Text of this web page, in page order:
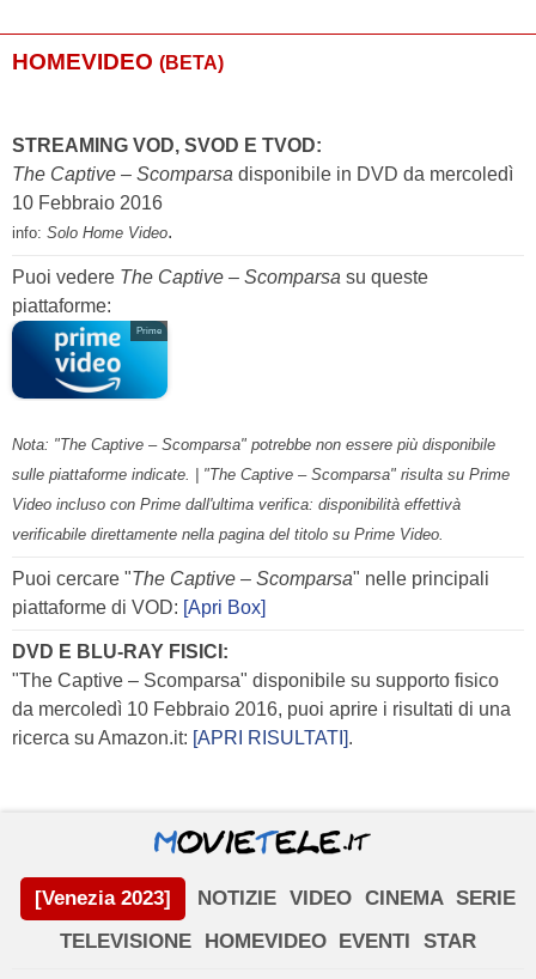
HOMEVIDEO (BETA)
STREAMING VOD, SVOD E TVOD:
The Captive – Scomparsa disponibile in DVD da mercoledì
10 Febbraio 2016
info: Solo Home Video.
Puoi vedere The Captive – Scomparsa su queste
piattaforme:
Prime
Nota: "The Captive – Scomparsa" potrebbe non essere più disponibile
sulle piattaforme indicate. | "The Captive – Scomparsa" risulta su Prime
Video incluso con Prime dall'ultima verifica: disponibilità effettivà
verificabile direttamente nella pagina del titolo su Prime Video.
Puoi cercare "The Captive – Scomparsa" nelle principali
piattaforme di VOD: [Apri Box]
DVD E BLU-RAY FISICI:
"The Captive – Scomparsa" disponibile su supporto fisico
da mercoledì 10 Febbraio 2016, puoi aprire i risultati di una
ricerca su Amazon.it: [APRI RISULTATI].
[Venezia 2023] NOTIZIE VIDEO CINEMA SERIE
TELEVISIONE
HOMEVIDEO EVENTI STAR